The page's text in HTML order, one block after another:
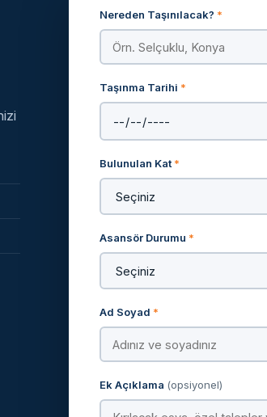
Nereden Taşınılacak? *
Taşınma Tarihi *
Bulunulan Kat*
Asansör Durumu *
Ad Soyad *
Ek Açıklama (opsiyonel)